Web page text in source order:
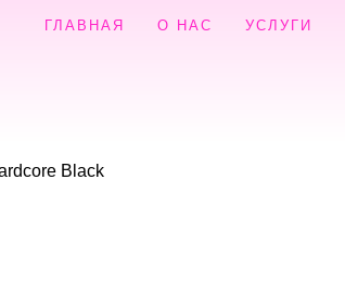
ГЛАВНАЯ О НАС УСЛУГИ
Black